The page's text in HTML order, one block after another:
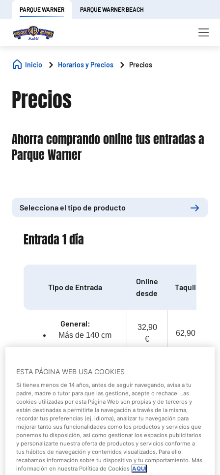
PARQUE WARNER PARQUE WARNER BEACH
Inicio Horarios y Precios Precios
Precios
Ahorra comprando online tus entradas a
Parque Warner
Selecciona el tipo de producto
Entrada 1 día
Tipo de Entrada
Online
desde
Taquilla
General:
Más de 140 cm
32,90
€
62,90 €
Junior :
Entre 100 cm - 140
cm
€
56,90 €
Reducida:
Senior (mayores de
65 años)
Persona con
ESTA PÁGINA WEB USA COOKIES
Si tienes menos de 14 años, antes de seguir navegando, avisa a tu
padre, madre o tutor para que las gestione, acepte o rechace. Las
cookies utilizadas por esta Página Web son propias y de terceros y
están destinadas a permitirte la navegación a través de la misma,
recordar tus preferencias (ej. idioma), analizar tu navegación para
mejorar tanto sus funcionalidades como los productos y servicios que
ponemos tu disposición, así como gestionar los espacios publicitarios
y personalizarte nuestra oferta de productos y servicios conforme a
tus hábitos de navegación y contenidos visualizados. Para ello
recabamos información sobre tu dispositivo y tu comportamiento. Más
información en nuestra Política de Cookies AQUÍ